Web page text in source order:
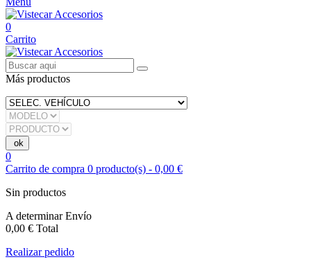
0
Carrito
Más productos
0
Carrito de compra 0 producto(s) - 0,00 €
Sin productos
A determinarEnvío
0,00 € Total
Realizar pedido